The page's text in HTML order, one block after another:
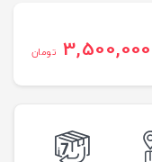
3,500,000 تومان